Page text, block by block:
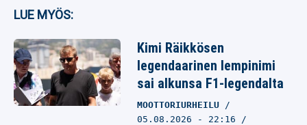
LUE MYÖS:
Kimi Räikkösen
legendaarinen lempinimi
sai alkunsa F1-legendalta
MOOTTORIURHEILU
05.08.2026 - 22:16